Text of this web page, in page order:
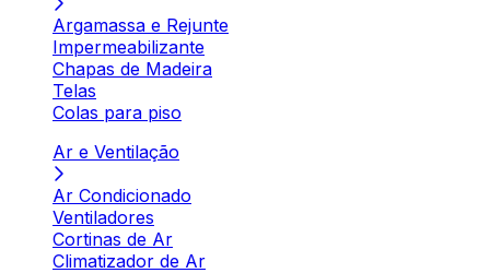
Argamassa e Rejunte
Impermeabilizante
Chapas de Madeira
Telas
Colas para piso
Ar e Ventilação
Ar Condicionado
Ventiladores
Cortinas de Ar
Climatizador de Ar